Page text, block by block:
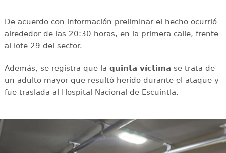
De acuerdo con información preliminar el hecho ocurrió
alrededor de las 20:30 horas, en la primera calle, frente
al lote 29 del sector.
Además, se registra que la quinta víctima se trata de
un adulto mayor que resultó herido durante el ataque y
fue traslada al Hospital Nacional de Escuintla.